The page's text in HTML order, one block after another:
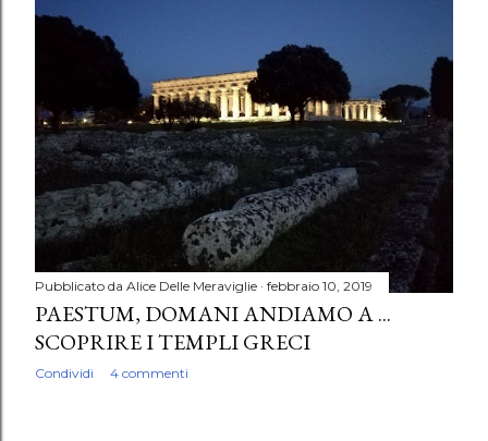
P
s
t
Pubblicato da Alice Delle Meraviglie febbraio 10, 2019
PAESTUM, DOMANI ANDIAMO A ...
SCOPRIRE I TEMPLI GRECI
Condividi 4 commenti